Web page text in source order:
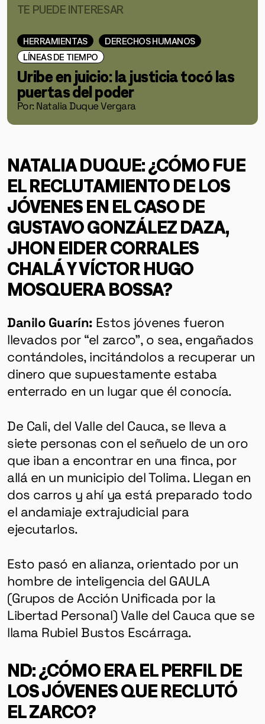
TE PUEDE INTERESAR
HERRAMIENTAS
DERECHOS HUMANOS
LÍNEAS DE TIEMPO
Uribe en juicio: la justicia tocó las
puertas del poder
Por: Natalia Duque Vergara
NATALIA DUQUE: ¿CÓMO FUE
EL RECLUTAMIENTO DE LOS
JÓVENES EN EL CASO DE
GUSTAVO GONZÁLEZ DAZA,
JHON EIDER CORRALES
CHALÁ Y VÍCTOR HUGO
MOSQUERA BOSSA?
Danilo Guarín: Estos jóvenes fueron
llevados por “el zarco”, o sea, engañados
contándoles, incitándolos a recuperar un
dinero que supuestamente estaba
enterrado en un lugar que él conocía.
De Cali, del Valle del Cauca, se lleva a
siete personas con el señuelo de un oro
que iban a encontrar en una finca, por
allá en un municipio del Tolima. Llegan en
dos carros y ahí ya está preparado todo
el andamiaje extrajudicial para
ejecutarlos.
Esto pasó en alianza, orientado por un
hombre de inteligencia del GAULA
(Grupos de Acción Unificada por la
Libertad Personal) Valle del Cauca que se
llama Rubiel Bustos Escárraga.
ND:¿CÓMO ERA EL PERFIL DE
LOS JÓVENES QUE RECLUTÓ
EL ZARCO?